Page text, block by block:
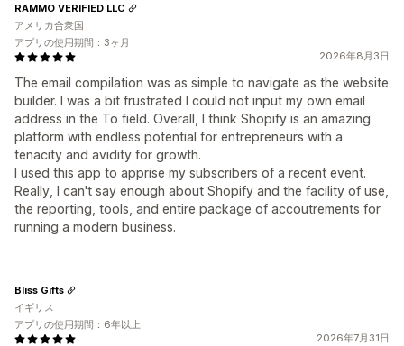
2026年8月3日
The email compilation was as simple to navigate as the website
builder. I was a bit frustrated I could not input my own email
address in the To field. Overall, I think Shopify is an amazing
platform with endless potential for entrepreneurs with a
tenacity and avidity for growth.
I used this app to apprise my subscribers of a recent event.
Really, I can't say enough about Shopify and the facility of use,
the reporting, tools, and entire package of accoutrements for
running a modern business.
RAMMO VERIFIED LLC
アメリカ合衆国
アプリの使用期間：3ヶ月
2026年7月31日
Bliss Gifts
イギリス
アプリの使用期間：6年以上